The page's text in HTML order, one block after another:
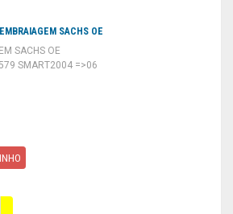
SACHS OE
SACHS OE
SMART2004 =>06